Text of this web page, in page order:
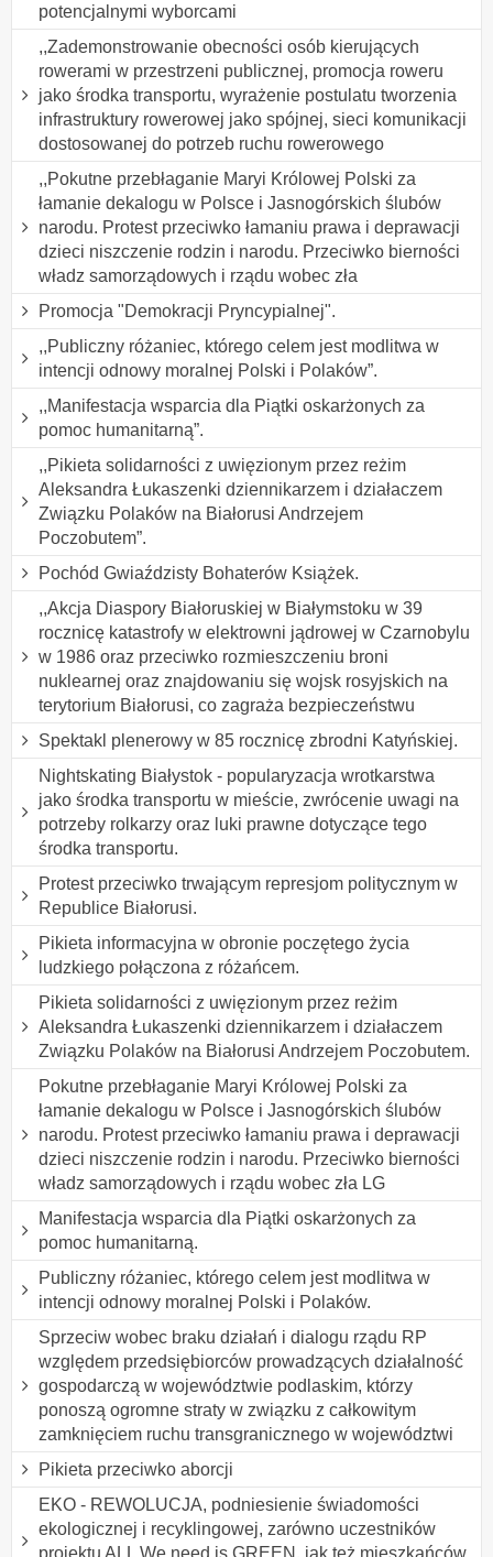
potencjalnymi wyborcami
,,Zademonstrowanie obecności osób kierujących
rowerami w przestrzeni publicznej, promocja roweru
jako środka transportu, wyrażenie postulatu tworzenia
infrastruktury rowerowej jako spójnej, sieci komunikacji
dostosowanej do potrzeb ruchu rowerowego
,,Pokutne przebłaganie Maryi Królowej Polski za
łamanie dekalogu w Polsce i Jasnogórskich ślubów
narodu. Protest przeciwko łamaniu prawa i deprawacji
dzieci niszczenie rodzin i narodu. Przeciwko bierności
władz samorządowych i rządu wobec zła
Promocja "Demokracji Pryncypialnej".
,,Publiczny różaniec, którego celem jest modlitwa w
intencji odnowy moralnej Polski i Polaków”.
,,Manifestacja wsparcia dla Piątki oskarżonych za
pomoc humanitarną”.
,,Pikieta solidarności z uwięzionym przez reżim
Aleksandra Łukaszenki dziennikarzem i działaczem
Związku Polaków na Białorusi Andrzejem
Poczobutem”.
Pochód Gwiaździsty Bohaterów Książek.
,,Akcja Diaspory Białoruskiej w Białymstoku w 39
rocznicę katastrofy w elektrowni jądrowej w Czarnobylu
w 1986 oraz przeciwko rozmieszczeniu broni
nuklearnej oraz znajdowaniu się wojsk rosyjskich na
terytorium Białorusi, co zagraża bezpieczeństwu
Spektakl plenerowy w 85 rocznicę zbrodni Katyńskiej.
Nightskating Białystok - popularyzacja wrotkarstwa
jako środka transportu w mieście, zwrócenie uwagi na
potrzeby rolkarzy oraz luki prawne dotyczące tego
środka transportu.
Protest przeciwko trwającym represjom politycznym w
Republice Białorusi.
Pikieta informacyjna w obronie poczętego życia
ludzkiego połączona z różańcem.
Pikieta solidarności z uwięzionym przez reżim
Aleksandra Łukaszenki dziennikarzem i działaczem
Związku Polaków na Białorusi Andrzejem Poczobutem.
Pokutne przebłaganie Maryi Królowej Polski za
łamanie dekalogu w Polsce i Jasnogórskich ślubów
narodu. Protest przeciwko łamaniu prawa i deprawacji
dzieci niszczenie rodzin i narodu. Przeciwko bierności
władz samorządowych i rządu wobec zła LG
Manifestacja wsparcia dla Piątki oskarżonych za
pomoc humanitarną.
Publiczny różaniec, którego celem jest modlitwa w
intencji odnowy moralnej Polski i Polaków.
Sprzeciw wobec braku działań i dialogu rządu RP
względem przedsiębiorców prowadzących działalność
gospodarczą w województwie podlaskim, którzy
ponoszą ogromne straty w związku z całkowitym
zamknięciem ruchu transgranicznego w województwi
Pikieta przeciwko aborcji
EKO - REWOLUCJA, podniesienie świadomości
ekologicznej i recyklingowej, zarówno uczestników
projektu ALL We need is GREEN, jak też mieszkańców